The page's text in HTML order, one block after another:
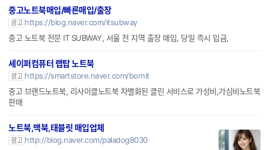
중고노트북매입/빠른매입/출장
광고 https://blog.naver.com/itsubway
중고 노트북 전문 IT SUBWAY, 서울 전 지역 출장 매입, 당일 즉시 입금,
세이퍼컴퓨터 랩탑 노트북
광고 https://smartstore.naver.com/bornit
중고 브랜드노트북, 리사이클노트북 차별화된 클린 서비스로 가성비,가심비노트북
판매
노트북,맥북,태블릿 매입업체
광고 http://blog.naver.com/paladog8030